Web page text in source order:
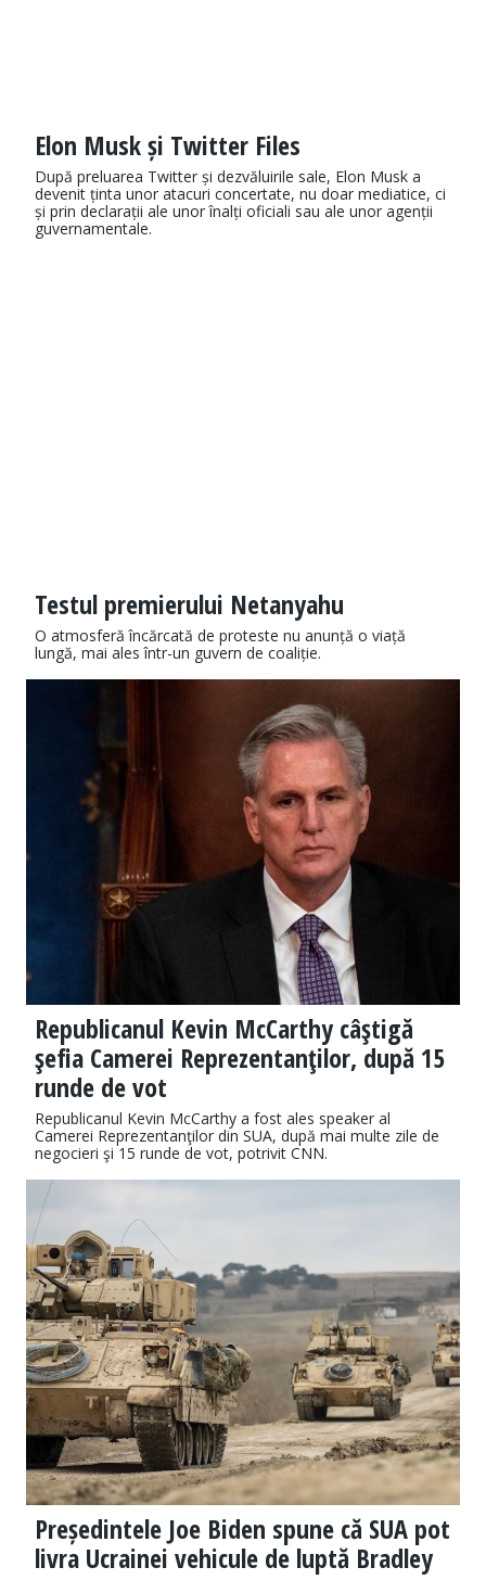
Elon Musk și Twitter Files
După preluarea Twitter și dezvăluirile sale, Elon Musk a
devenit ținta unor atacuri concertate, nu doar mediatice, ci
și prin declarații ale unor înalți oficiali sau ale unor agenții
guvernamentale.
Testul premierului Netanyahu
O atmosferă încărcată de proteste nu anunță o viață
lungă, mai ales într-un guvern de coaliție.
Republicanul Kevin McCarthy câştigă
şefia Camerei Reprezentanţilor, după 15
runde de vot
Republicanul Kevin McCarthy a fost ales speaker al
Camerei Reprezentanţilor din SUA, după mai multe zile de
negocieri şi 15 runde de vot, potrivit CNN.
Președintele Joe Biden spune că SUA pot
livra Ucrainei vehicule de luptă Bradley